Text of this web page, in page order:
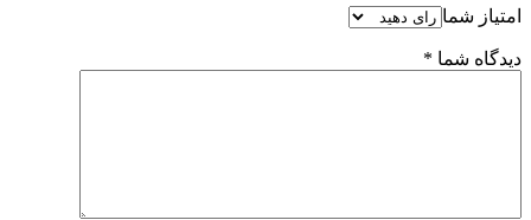
امتیاز شما
دیدگاه شما *